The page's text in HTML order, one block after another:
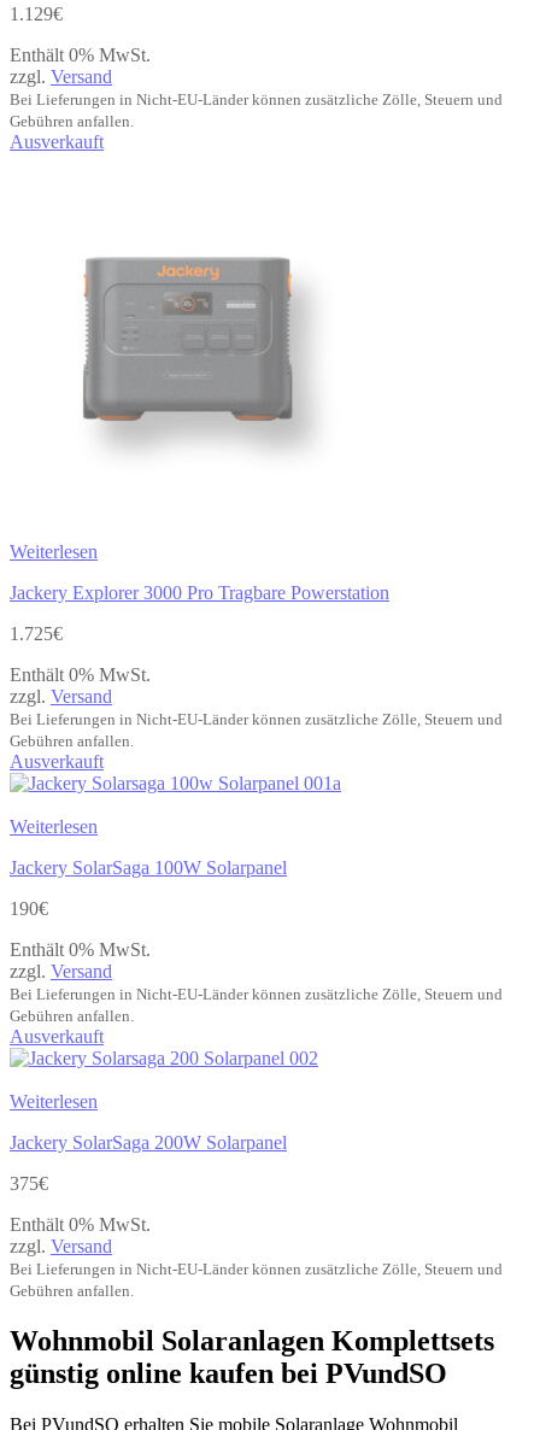
1.129€
Enthält 0% MwSt.
zzgl. Versand
Bei Lieferungen in Nicht-EU-Länder können zusätzliche Zölle, Steuern und
Gebühren anfallen.
Ausverkauft
Weiterlesen
Jackery Explorer 3000 Pro Tragbare Powerstation
1.725€
Enthält 0% MwSt.
zzgl. Versand
Bei Lieferungen in Nicht-EU-Länder können zusätzliche Zölle, Steuern und
Gebühren anfallen.
Ausverkauft
Weiterlesen
Jackery SolarSaga 100W Solarpanel
190€
Enthält 0% MwSt.
zzgl. Versand
Bei Lieferungen in Nicht-EU-Länder können zusätzliche Zölle, Steuern und
Gebühren anfallen.
Ausverkauft
Weiterlesen
Jackery SolarSaga 200W Solarpanel
375€
Enthält 0% MwSt.
zzgl. Versand
Bei Lieferungen in Nicht-EU-Länder können zusätzliche Zölle, Steuern und
Gebühren anfallen.
Wohnmobil Solaranlagen Komplettsets
günstig online kaufen bei PVundSO
Bei PVundSO erhalten Sie mobile Solaranlage Wohnmobil